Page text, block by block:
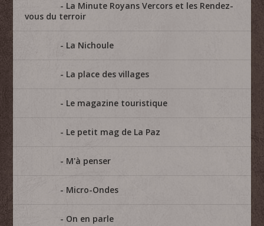
La Minute Royans Vercors et les Rendez-
vous du terroir
La Nichoule
La place des villages
Le magazine touristique
Le petit mag de La Paz
M'à penser
Micro-Ondes
On en parle